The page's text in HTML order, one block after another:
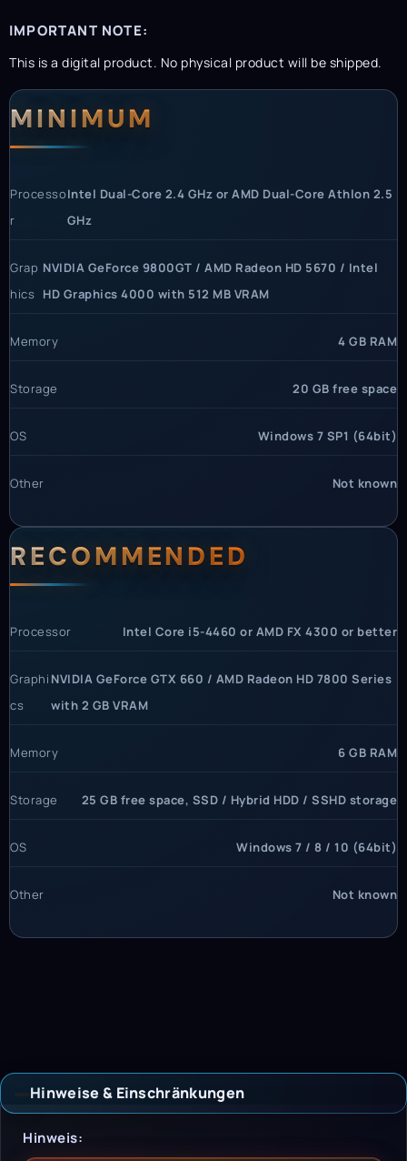
IMPORTANT NOTE:
This is a digital product. No physical product will be shipped.
System Requirements
MINIMUM
Processo
r
Intel Dual-Core 2.4 GHz or AMD Dual-Core Athlon 2.5
GHz
Grap
hics
NVIDIA GeForce 9800GT / AMD Radeon HD 5670 / Intel
HD Graphics 4000 with 512 MB VRAM
Memory 4 GB RAM
Storage 20 GB free space
OS Windows 7 SP1 (64bit)
Other Not known
RECOMMENDED
Processor Intel Core i5-4460 or AMD FX 4300 or better
Graphi
cs
NVIDIA GeForce GTX 660 / AMD Radeon HD 7800 Series
with 2 GB VRAM
Memory 6 GB RAM
Storage 25 GB free space, SSD / Hybrid HDD / SSHD storage
OS Windows 7 / 8 / 10 (64bit)
Other Not known
Hinweise & Einschränkungen
Hinweise &
Hinweis: